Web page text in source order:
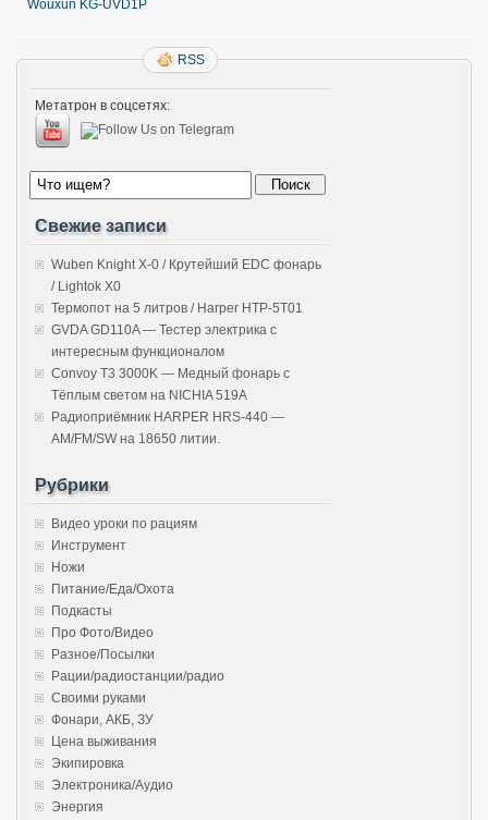
Wouxun KG-UVD1P
RSS
Метатрон в соцсетях:
Свежие записи
Wuben Knight X-0 / Крутейший EDC фонарь
/ Lightok X0
Термопот на 5 литров / Harper HTP-5T01
GVDA GD110A — Тестер электрика с
интересным функционалом
Convoy T3 3000K — Медный фонарь с
Тёплым светом на NICHIA 519A
Радиоприёмник HARPER HRS-440 —
AM/FM/SW на 18650 литии.
Рубрики
Видео уроки по рациям
Инструмент
Ножи
Питание/Еда/Охота
Подкасты
Про Фото/Видео
Разное/Посылки
Рации/радиостанции/радио
Своими руками
Фонари, АКБ, ЗУ
Цена выживания
Экипировка
Электроника/Аудио
Энергия